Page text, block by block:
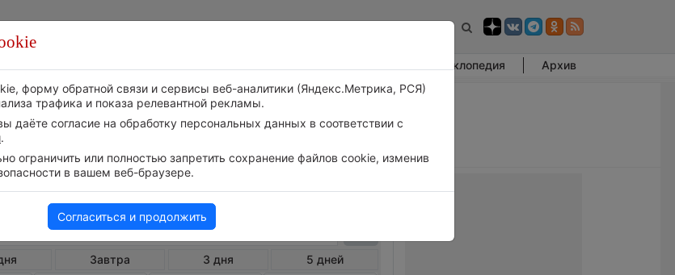
Энциклопедия Архив
Погода в Кубе на 10 дней
Завтра 3 дня 5 дней
форму обратной связи и сервисы веб-аналитики (Яндекс.Метрика, РСЯ)
трафика и показа релевантной рекламы.
даёте согласие на обработку персональных данных в соответствии с
.
ограничить или полностью запретить сохранение файлов cookie, изменив
в вашем веб-браузере.
Согласиться и продолжить